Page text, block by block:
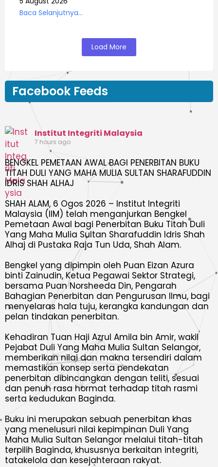
Baca Selanjutnya...
Load More
Facebook Feeds
Institut Integriti Malaysia
7 hours ago
BENGKEL PEMETAAN AWAL BAGI PENERBITAN BUKU
TITAH DULI YANG MAHA MULIA SULTAN SHARAFUDDIN
IDRIS SHAH ALHAJ
SHAH ALAM, 6 Ogos 2026 – Institut Integriti
Malaysia (IIM) telah menganjurkan Bengkel
Pemetaan Awal bagi Penerbitan Buku Titah Duli
Yang Maha Mulia Sultan Sharafuddin Idris Shah
Alhaj di Pustaka Raja Tun Uda, Shah Alam.
Bengkel yang dipimpin oleh Puan Eizan Azura
binti Zainudin, Ketua Pegawai Sektor Strategi,
bersama Puan Norsheeda Din, Pengarah
Bahagian Penerbitan dan Pengurusan Ilmu, bagi
menyelaras hala tuju, kerangka kandungan dan
pelan tindakan penerbitan.
Kehadiran Tuan Haji Azrul Amila bin Amir, wakil
Pejabat Duli Yang Maha Mulia Sultan Selangor,
memberikan nilai dan makna tersendiri dalam
memastikan konsep serta pendekatan
penerbitan dibincangkan dengan teliti, sesuai
dan penuh rasa hormat terhadap titah rasmi
serta kedudukan Baginda.
Buku ini merupakan sebuah penerbitan khas
yang menelusuri nilai kepimpinan Duli Yang
Maha Mulia Sultan Selangor melalui titah-titah
terpilih Baginda, khususnya berkaitan integriti,
tatakelola dan kesejahteraan rakyat.